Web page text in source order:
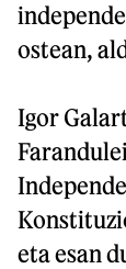
ostean,
Igor
eta esan